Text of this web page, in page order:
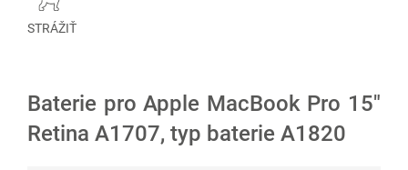
STRÁŽIŤ
Baterie pro Apple MacBook Pro 15"
Retina A1707, typ baterie A1820